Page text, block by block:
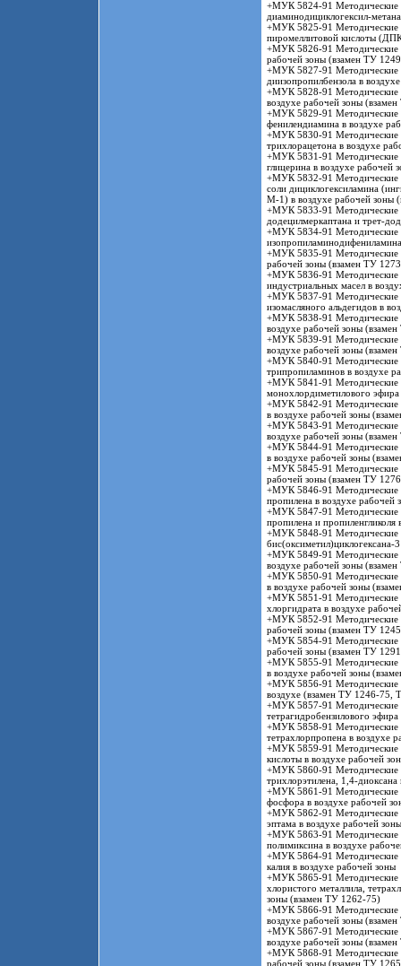
+МУК 5824-91 Методические
диаминодициклогексил-
+МУК 5825-91 Методические
пиромеллитовой кислоты
+МУК 5826-91 Методические
рабочей зоны (взамен ТУ
+МУК 5827-91 Методические
диизопропилбензола в
+МУК 5828-91 Методические
воздухе рабочей зоны
+МУК 5829-91 Методические
фенилендиамина в воздухе
+МУК 5830-91 Методические
трихлорацетона в воздухе
+МУК 5831-91 Методические
глицерина в воздухе
+МУК 5832-91 Методические
соли дициклогексиламина
М-1) в воздухе рабочей зоны
+МУК 5833-91 Методические
додецилмеркаптана и трет-
+МУК 5834-91 Методические
+МУК 5835-91 Методические
рабочей зоны (взамен ТУ
+МУК 5836-91 Методические
индустриальных масел в
+МУК 5837-91 Методические
изомасляного альдегидов в
+МУК 5838-91 Методические
воздухе рабочей зоны
+МУК 5839-91 Методические
воздухе рабочей зоны
+МУК 5840-91 Методические
трипропиламинов в воздухе
+МУК 5841-91 Методические
монохлордиметилового
+МУК 5842-91 Методические
в воздухе рабочей зоны
+МУК 5843-91 Методические
воздухе рабочей зоны
+МУК 5844-91 Методические
в воздухе рабочей зоны
+МУК 5845-91 Методические
рабочей зоны (взамен ТУ
+МУК 5846-91 Методические
пропилена в воздухе
+МУК 5847-91 Методические
пропилена и пропиленгликоля
+МУК 5848-91 Методические
+МУК 5849-91 Методические
воздухе рабочей зоны
+МУК 5850-91 Методические
в воздухе рабочей зоны
+МУК 5851-91 Методические
хлоргидрата в воздухе
+МУК 5852-91 Методические
рабочей зоны (взамен ТУ
+МУК 5854-91 Методические
рабочей зоны (взамен ТУ
+МУК 5855-91 Методические
в воздухе рабочей зоны
+МУК 5856-91 Методические
воздухе (взамен ТУ 1246-75,
+МУК 5857-91 Методические
тетрагидробензилового
+МУК 5858-91 Методические
тетрахлорпропена в воздухе
+МУК 5859-91 Методические
кислоты в воздухе рабочей
+МУК 5860-91 Методические
трихлорэтилена, 1,4-
+МУК 5861-91 Методические
фосфора в воздухе рабочей
+МУК 5862-91 Методические
эптама в воздухе рабочей
+МУК 5863-91 Методические
полимиксина в воздухе
+МУК 5864-91 Методические
калия в воздухе рабочей зоны
+МУК 5865-91 Методические
хлористого металлила,
зоны (взамен ТУ 1262-75)
+МУК 5866-91 Методические
воздухе рабочей зоны
+МУК 5867-91 Методические
воздухе рабочей зоны
+МУК 5868-91 Методические
рабочей зоны (взамен ТУ